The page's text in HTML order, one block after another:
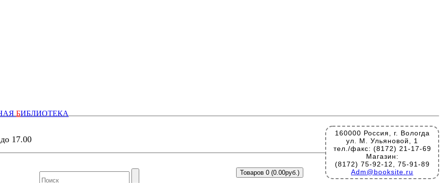
БИБЛИОТЕКА
160000 Россия, г. Вологда
ул. М. Ульяновой, 1
тел./факс: (8172) 21-17-69
Магазин:
(8172) 75-92-12, 75-91-89
Adm@booksite.ru
17.00
Товаров 0 (0.00руб.)